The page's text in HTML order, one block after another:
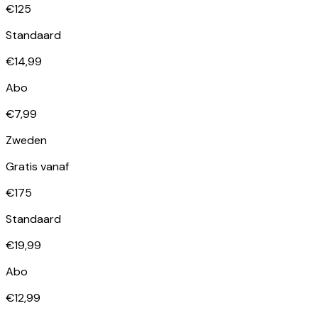
€125
Standaard
€14,99
Abo
€7,99
Zweden
Gratis vanaf
€175
Standaard
€19,99
Abo
€12,99